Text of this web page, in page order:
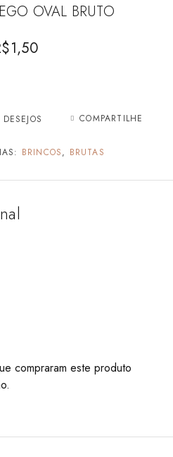
OVAL BRUTO
1,50
COMPARTILHE
BRINCOS, BRUTAS
compraram este produto